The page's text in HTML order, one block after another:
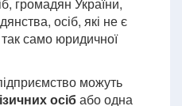
осіб, які не є
само юридичної
можуть
осібабо одна